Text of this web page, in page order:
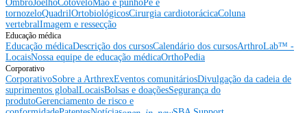
OmbroJoelhoCotoveloMão e punhoPé e
tornozeloQuadrilOrtobiológicosCirurgia cardiotorácicaColuna
vertebralImagem e ressecção
Educação médica
Educação médicaDescrição dos cursosCalendário dos cursosArthroLab™ -
LocaisNossa equipe de educação médicaOrthoPedia
Corporativo
CorporativoSobre a ArthrexEventos comunitáriosDivulgação da cadeia de
suprimentos globalLocaisBolsas e doaçõesSegurança do
produtoGerenciamento de risco e